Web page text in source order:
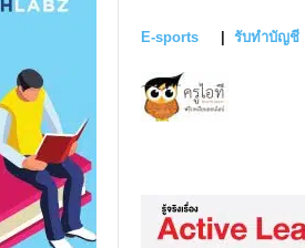
E-sports รับทำบัญชี